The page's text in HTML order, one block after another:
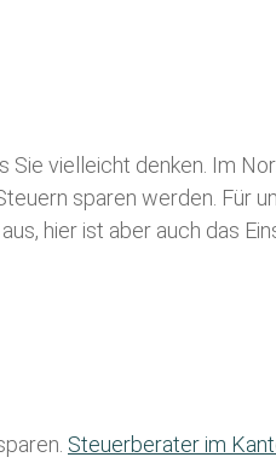
Sie vielleicht denken. Im
sparen werden. Für
hier ist aber auch das
Steuerberater im K